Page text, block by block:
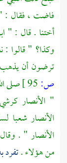
فاضت ، فقال : "
أختنا . قال : "
وكذا؟ " قالوا :
ترضون أن يذهب
ص:
صلى
" الأنصار
الأنصار شعبا
الأنصار" . وقال
من هؤلاء .تفرد